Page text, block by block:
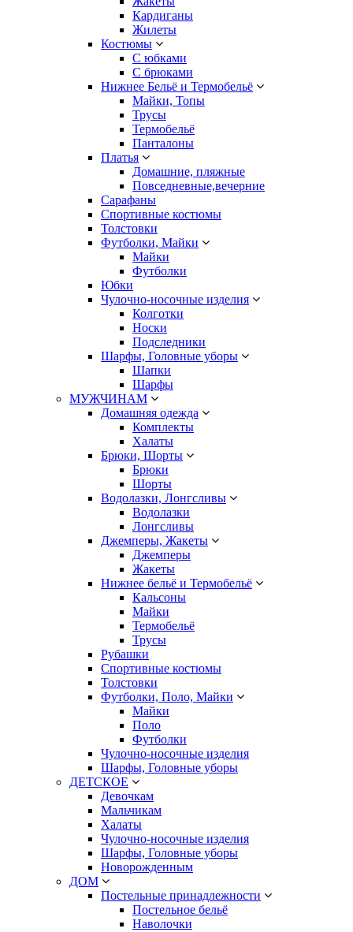
Кардиганы
Жилеты
Костюмы
С юбками
С брюками
Нижнее Бельё и Термобельё
Майки, Топы
Трусы
Термобельё
Панталоны
Платья
Домашние, пляжные
Повседневные,вечерние
Сарафаны
Спортивные костюмы
Толстовки
Футболки, Майки
Майки
Футболки
Юбки
Чулочно-носочные изделия
Колготки
Носки
Подследники
Шарфы, Головные уборы
Шапки
Шарфы
МУЖЧИНАМ
Домашняя одежда
Комплекты
Халаты
Брюки, Шорты
Брюки
Шорты
Водолазки, Лонгсливы
Водолазки
Лонгсливы
Джемперы, Жакеты
Джемперы
Жакеты
Нижнее бельё и Термобельё
Кальсоны
Майки
Термобельё
Трусы
Рубашки
Спортивные костюмы
Толстовки
Футболки, Поло, Майки
Майки
Поло
Футболки
Чулочно-носочные изделия
Шарфы, Головные уборы
ДЕТСКОЕ
Девочкам
Мальчикам
Халаты
Чулочно-носочные изделия
Шарфы, Головные уборы
Новорожденным
ДОМ
Постельные принадлежности
Постельное бельё
Наволочки